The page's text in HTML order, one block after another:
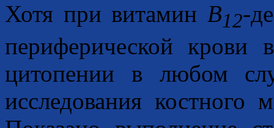
Хотя при витамин B12-
периферической крови
цитопении в любом
исследования костного